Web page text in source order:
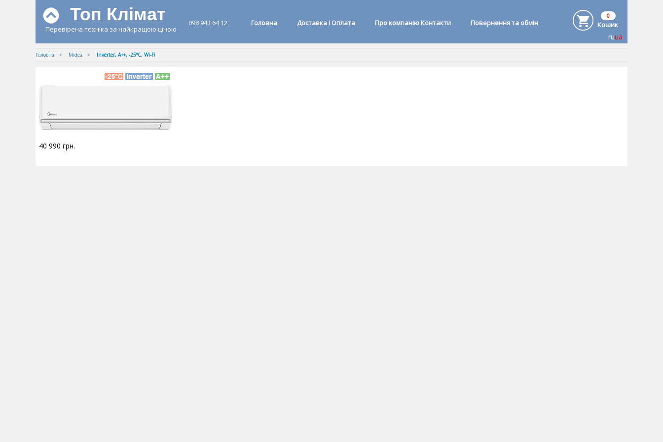
ruua
Топ Клімат
Перевірена техніка за найкращою ціною
098 943 64 12 Головна Доставка і Оплата Про компанію Контакти Повернення та обмін
0
Кошик
Головна Midea Inverter, A++, -25°С, Wi-Fi
40 990 грн.